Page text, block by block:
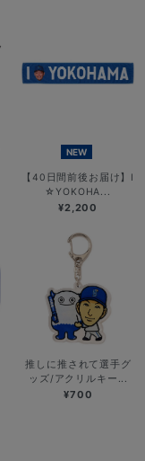
NEW
【40日間前後お届け】I
☆YOKOHA...
¥2,200
推しに推されて選手グ
ッズ/アクリルキー...
¥700